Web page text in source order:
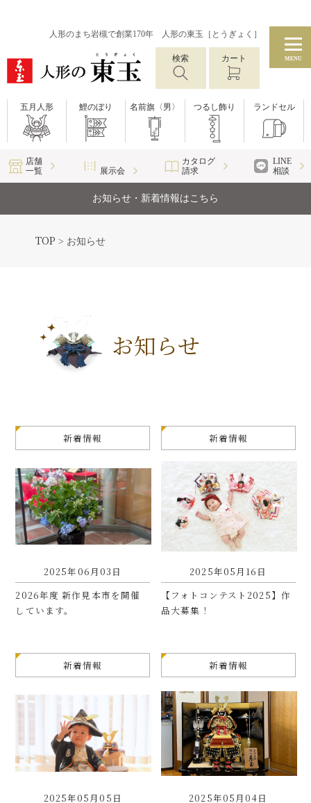
人形のまち岩槻で創業170年 人形の東玉［とうぎょく］
検索 カート MENU
五月人形 鯉のぼり 名前旗〈男〉 つるし飾り ランドセル
店舗
一覧
展示会
カタログ
請求
LINE
相談
お知らせ・新着情報はこちら
TOP > お知らせ
お知らせ
新着情報
2025年06月03日
2026年度 新作見本市を開催
しています。
新着情報
2025年05月16日
【フォトコンテスト2025】作
品大募集！
新着情報
2025年05月05日
新着情報
2025年05月04日